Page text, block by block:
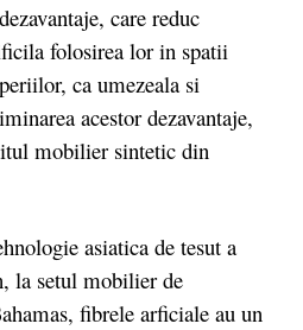
care reduc
folosirea lor in spatii
ca umezeala si
acestor dezavantaje,
mobilier sintetic din
asiatica de tesut a
la setul mobilier de
fibrele arficiale au un